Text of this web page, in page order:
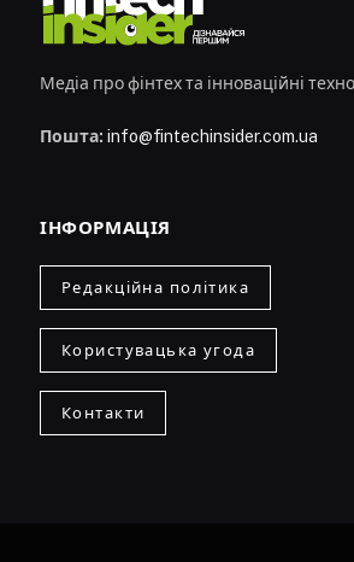
Медіа про фінтех та інноваційні
Пошта: info@fintechinsider.com.ua
ІНФОРМАЦІЯ
Редакційна політика
Користувацька угода
Контакти